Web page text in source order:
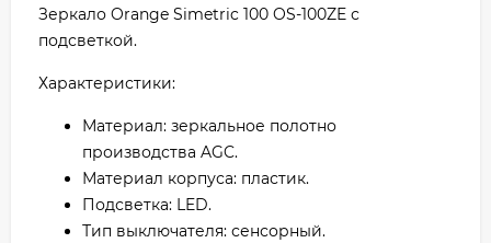
Зеркало Orange Simetric 100 OS-100ZE с
подсветкой.
Характеристики:
Материал: зеркальное полотно
производства AGC.
Материал корпуса: пластик.
Подсветка: LED.
Тип выключателя: сенсорный.